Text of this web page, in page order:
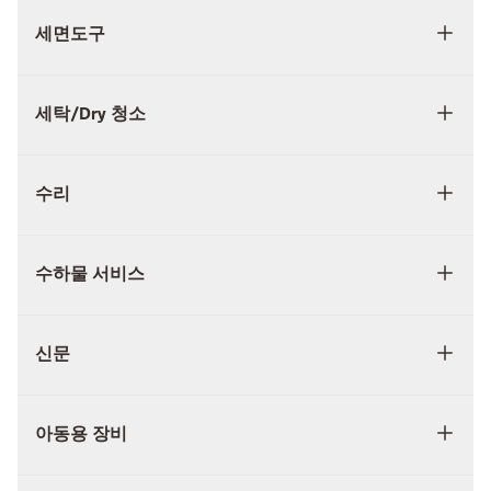
세면도구
세탁/Dry 청소
수리
수하물 서비스
신문
아동용 장비